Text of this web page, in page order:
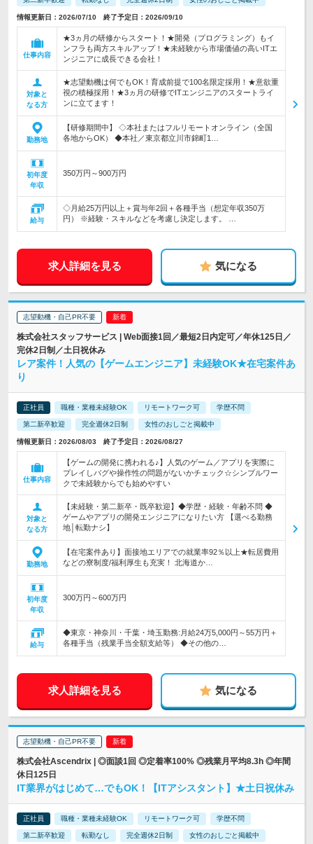
情報更新日：2026/07/10 終了予定日：2026/09/10
仕事内容
★3ヵ月の研修からスタート！★開発（プログラミング）もイ
ンフラも両方スキルアップ！★未経験から市場価値の高いITエ
ンジニアに成長できる会社！
対象と
なる方
★志望動機は何でもOK！育成前提で100名限定採用！★意欲重
視の積極採用！★3ヵ月の研修でITエンジニアのスタートライ
ンに立てます！
勤務地
【研修期間中】 ◇本社またはフルリモートオンライン（全国
各地からOK） ◆本社／東京都立川市錦町1…
初年度
年収
350万円～900万円
給与
◇月給25万円以上＋賞与年2回＋各種手当（想定年収350万
円） ※経験・スキルなどを考慮し決定します。 …
求人詳細を見る 気になる
志望動機・自己PR不要
株式会社スタッフサービス | Web面接1回／最短2日内定可／年休125日／
完休2日制／土日祝休み
レア案件！人気の【ゲームエンジニア】未経験OK★在宅案件あ
り
正社員 職種・業種未経験OK リモートワーク可 学歴不問
第二新卒歓迎 完全週休2日制 女性のおしごと掲載中
情報更新日：2026/08/03 終了予定日：2026/08/27
仕事内容
【ゲームの開発に携われる♪】人気のゲーム／アプリを実際に
プレイしバグや操作性の問題がないかチェック☆シンプルワー
クで未経験からでも始めやすい
対象と
なる方
【未経験・第二新卒・既卒歓迎】◆学歴・経験・年齢不問 ◆
ゲームやアプリの開発エンジニアになりたい方 【選べる勤務
地│転勤ナシ】
勤務地
【在宅案件あり】面接地エリアでの就業率92％以上★転居費用
などの寮制度/福利厚生も充実！ 北海道か…
初年度
年収
300万円～600万円
給与
◆東京・神奈川・千葉・埼玉勤務:月給24万5,000円～55万円＋
各種手当（残業手当全額支給等） ◆その他の…
求人詳細を見る 気になる
志望動機・自己PR不要
株式会社Ascendrix | ◎面談1回 ◎定着率100% ◎残業月平均8.3h ◎年間
休日125日
IT業界がはじめて…でもOK！【ITアシスタント】★土日祝休み
正社員 職種・業種未経験OK リモートワーク可 学歴不問
第二新卒歓迎 転勤なし 完全週休2日制 女性のおしごと掲載中